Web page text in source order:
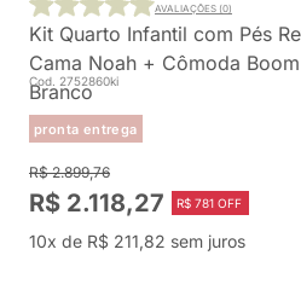
Kit Quarto Infantil com Pés
Cama Noah + Cômoda
Branco
Cod. 2752860ki
pronta entrega
AVALIAÇÕES (0)
R$ 2.899,76
R$ 2.118,27 R$ 781 OFF
10x de R$ 211,82 sem juros